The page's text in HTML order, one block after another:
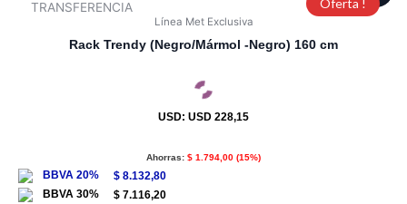
Oferta !
Línea Met Exclusiva
Rack Trendy (Negro/Mármol -Negro) 160 cm
USD: USD 228,15
Ahorras: $ 1.794,00 (15%)
$ 8.132,80
$ 7.116,20